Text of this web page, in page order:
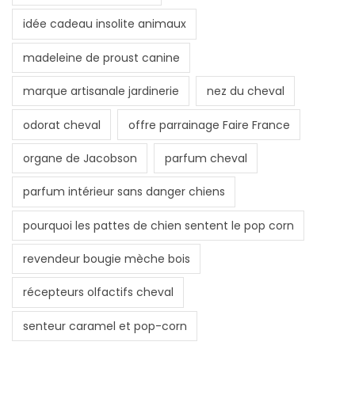
idée cadeau insolite animaux
madeleine de proust canine
marque artisanale jardinerie nez du cheval
odorat cheval offre parrainage Faire France
organe de Jacobson parfum cheval
parfum intérieur sans danger chiens
pourquoi les pattes de chien sentent le pop corn
revendeur bougie mèche bois
récepteurs olfactifs cheval
senteur caramel et pop-corn